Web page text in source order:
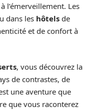
l’émerveillement. Les
dans les hôtels de
et de confort à
, vous découvrez la
de contrastes, de
une aventure que
que vous raconterez